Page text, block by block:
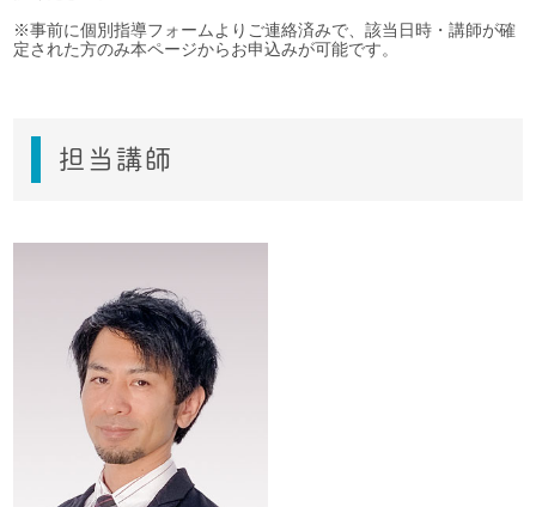
※事前に個別指導フォームよりご連絡済みで、該当日時・講師が確
定された方のみ本ページからお申込みが可能です。
担当講師